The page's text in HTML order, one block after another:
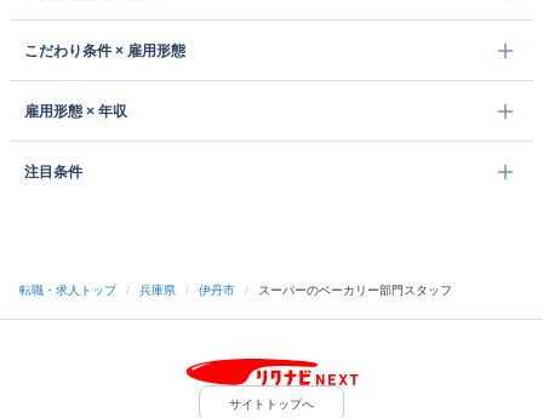
こだわり条件 × 雇用形態
雇用形態 × 年収
注目条件
転職・求人トップ / 兵庫県 / 伊丹市 / スーパーのベーカリー部門スタッフ
サイトトップへ